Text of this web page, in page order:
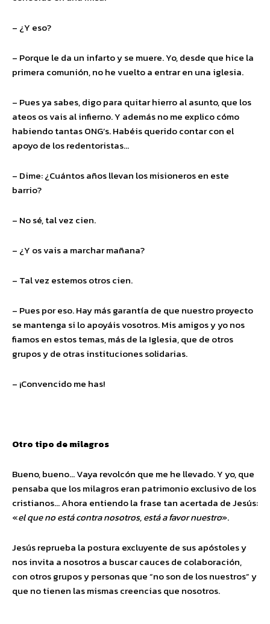
– ¿Y eso?
– Porque le da un infarto y se muere. Yo, desde que hice la
primera comunión, no he vuelto a entrar en una iglesia.
– Pues ya sabes, digo para quitar hierro al asunto, que los
ateos os vais al infierno. Y además no me explico cómo
habiendo tantas ONG’s. Habéis querido contar con el
apoyo de los redentoristas…
– Dime: ¿Cuántos años llevan los misioneros en este
barrio?
– No sé, tal vez cien.
– ¿Y os vais a marchar mañana?
– Tal vez estemos otros cien.
– Pues por eso. Hay más garantía de que nuestro proyecto
se mantenga si lo apoyáis vosotros. Mis amigos y yo nos
fiamos en estos temas, más de la Iglesia, que de otros
grupos y de otras instituciones solidarias.
– ¡Convencido me has!
Otro tipo de milagros
Bueno, bueno… Vaya revolcón que me he llevado. Y yo, que
pensaba que los milagros eran patrimonio exclusivo de los
cristianos… Ahora entiendo la frase tan acertada de Jesús:
«el que no está contra nosotros, está a favor nuestro».
Jesús reprueba la postura excluyente de sus apóstoles y
nos invita a nosotros a buscar cauces de colaboración,
con otros grupos y personas que “no son de los nuestros” y
que no tienen las mismas creencias que nosotros.